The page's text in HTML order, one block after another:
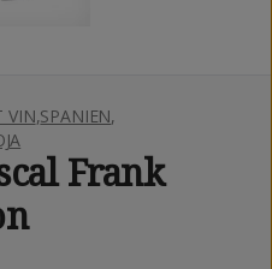
VIN,SPANIEN,
Frank